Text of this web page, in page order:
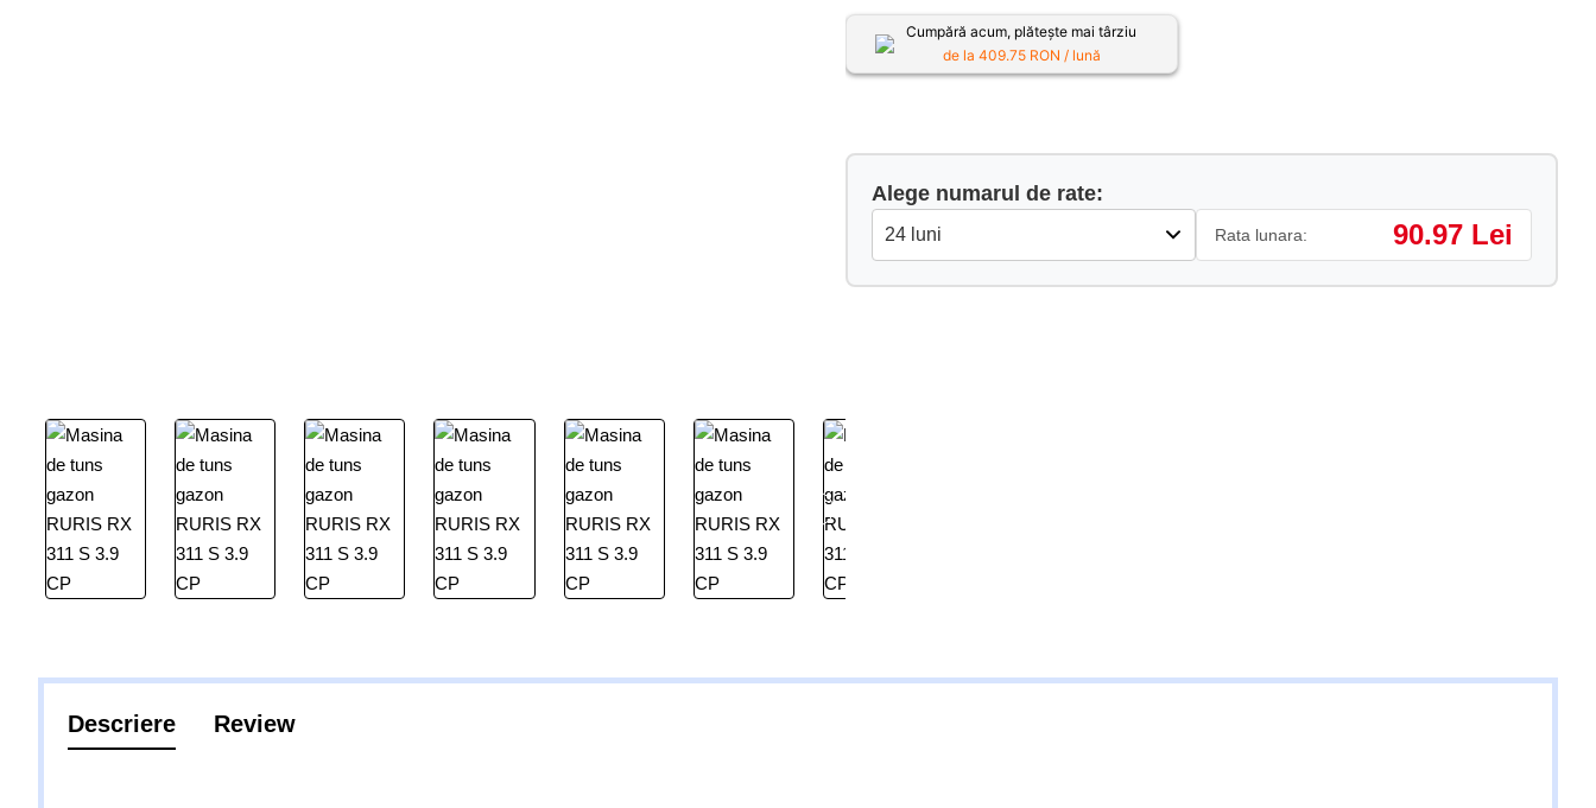
Cumpără acum, plătește mai târziu
de la 409.75RON / lună
Alege numarul de rate:
Rata lunara: 90.97 Lei
Descriere Review